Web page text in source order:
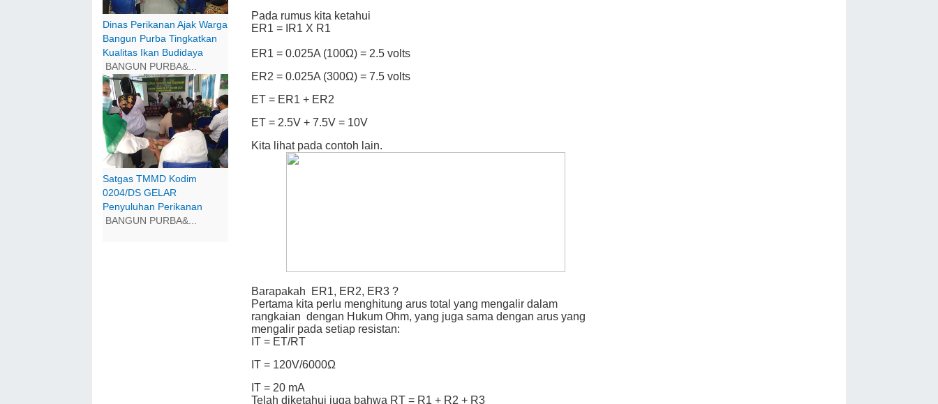
Dinas Perikanan Ajak Warga
Bangun Purba Tingkatkan
Kualitas Ikan Budidaya
BANGUN PURBA&...
Satgas TMMD Kodim
0204/DS GELAR
Penyuluhan Perikanan
BANGUN PURBA&...
Pada rumus kita ketahui
ER1 = IR1 X R1
ER1 = 0.025A (100Ω) = 2.5 volts
ER2 = 0.025A (300Ω) = 7.5 volts
ET = ER1 + ER2
ET = 2.5V + 7.5V = 10V
Kita lihat pada contoh lain.
Barapakah ER1, ER2, ER3 ?
Pertama kita perlu menghitung arus total yang mengalir dalam
rangkaian dengan Hukum Ohm, yang juga sama dengan arus yang
mengalir pada setiap resistan:
IT = ET/RT
IT = 120V/6000Ω
IT = 20 mA
Telah diketahui juga bahwa RT = R1 + R2 + R3